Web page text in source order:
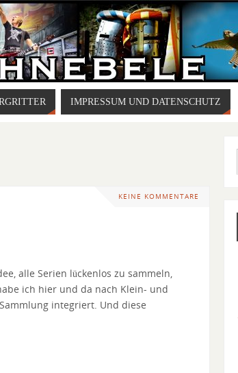
IMPRESSUM UND DATENSCHUTZ
KEINE KOMMENTARE
alle Serien lückenlos zu sammeln,
ich hier und da nach Klein- und
integriert. Und diese